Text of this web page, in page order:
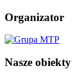
Organizator
Nasze obiekty